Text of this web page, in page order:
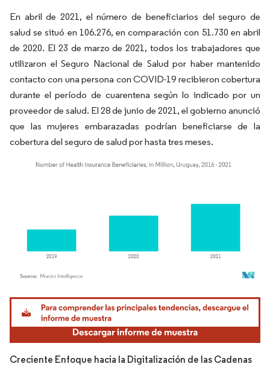
En abril de 2021, el número de beneficiarios del seguro de
salud se situó en 106.276, en comparación con 51.730 en abril
de 2020. El 23 de marzo de 2021, todos los trabajadores que
utilizaron el Seguro Nacional de Salud por haber mantenido
contacto con una persona con COVID-19 recibieron cobertura
durante el período de cuarentena según lo indicado por un
proveedor de salud. El 28 de junio de 2021, el gobierno anunció
que las mujeres embarazadas podrían beneficiarse de la
cobertura del seguro de salud por hasta tres meses.
Imagen © Mordor Intelligence. El uso requiere atribución según CC BY 4.0.
Creciente Enfoque hacia la Digitalización de las Cadenas